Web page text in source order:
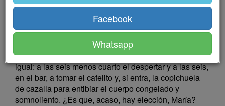
—¿Eres tú, Pedro?
¡Estas mujeres! Él ya no hace mucho caso de esas
preguntas que son una costumbre irremediable: ¿Eres
tú? ¿A qué hora te levantarás mañana? ¡Como si él
pudiera elegirla! Todos los días, María, todos los días
igual: a las seis menos cuarto el despertar y a las seis,
en el bar, a tomar el cafelito y, si entra, la copichuela
de cazalla para entibiar el cuerpo congelado y
somnoliento. ¿Es que, acaso, hay elección, María?
Facebook
Whatsapp